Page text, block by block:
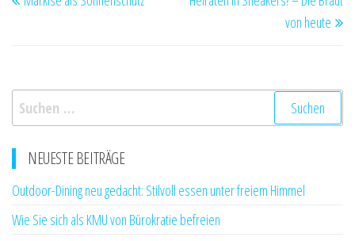
Beitrag
von heute
Suchen
nach:
NEUESTE BEITRÄGE
Outdoor-Dining neu gedacht: Stilvoll essen unter freiem Himmel
Wie Sie sich als KMU von Bürokratie befreien